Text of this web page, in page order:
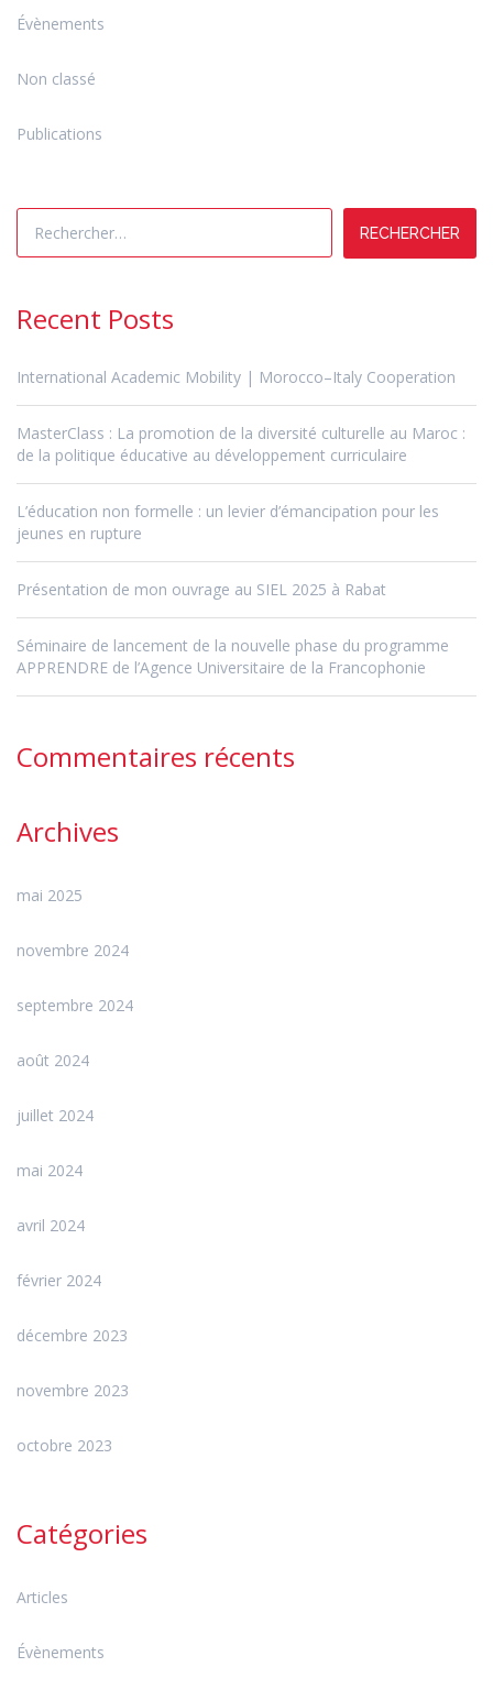
Évènements
Non classé
Publications
Rechercher :
Recent Posts
International Academic Mobility | Morocco–Italy Cooperation
MasterClass : La promotion de la diversité culturelle au Maroc :
de la politique éducative au développement curriculaire
L’éducation non formelle : un levier d’émancipation pour les
jeunes en rupture
Présentation de mon ouvrage au SIEL 2025 à Rabat
Séminaire de lancement de la nouvelle phase du programme
APPRENDRE de l’Agence Universitaire de la Francophonie
Commentaires récents
Archives
mai 2025
novembre 2024
septembre 2024
août 2024
juillet 2024
mai 2024
avril 2024
février 2024
décembre 2023
novembre 2023
octobre 2023
Catégories
Articles
Évènements